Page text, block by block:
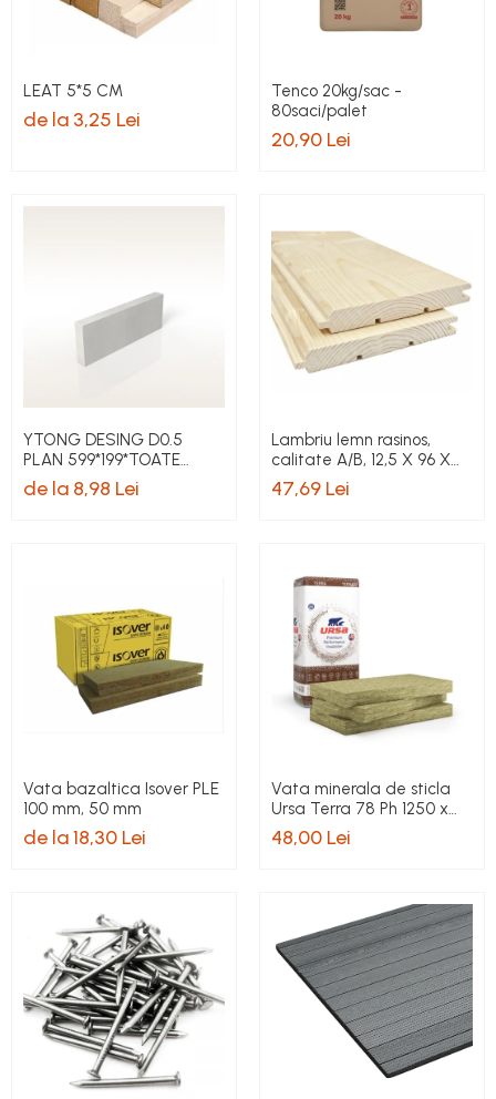
LEAT 5*5 CM
de la 3,25 Lei
Tenco 20kg/sac -
80saci/palet
20,90 Lei
YTONG DESING D0.5
PLAN 599*199*TOATE
DIMENSIUNILE pret/buc
de la 8,98 Lei
Lambriu lemn rasinos,
calitate A/B, 12,5 X 96 X
4000 mm, 3,84 mp
47,69 Lei
Vata bazaltica Isover PLE
100 mm, 50 mm
de la 18,30 Lei
Vata minerala de sticla
Ursa Terra 78 Ph 1250 x
600 x 100 mm
48,00 Lei